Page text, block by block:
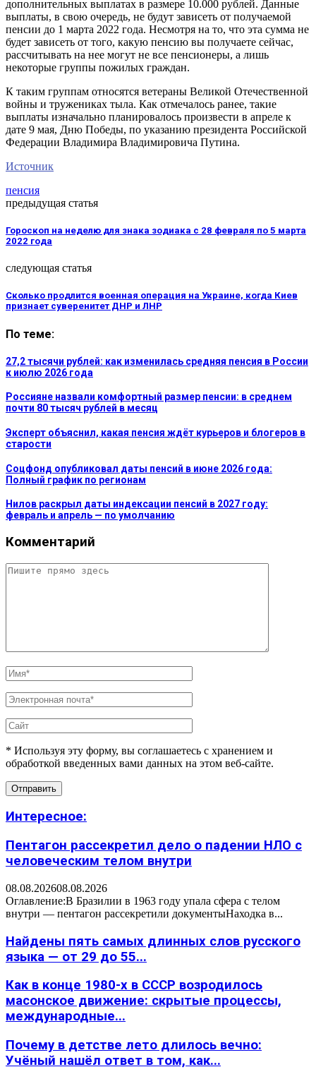
дополнительных выплатах в размере 10.000 рублей. Данные
выплаты, в свою очередь, не будут зависеть от получаемой
пенсии до 1 марта 2022 года. Несмотря на то, что эта сумма не
будет зависеть от того, какую пенсию вы получаете сейчас,
рассчитывать на нее могут не все пенсионеры, а лишь
некоторые группы пожилых граждан.
К таким группам относятся ветераны Великой Отечественной
войны и тружениках тыла. Как отмечалось ранее, такие
выплаты изначально планировалось произвести в апреле к
дате 9 мая, Дню Победы, по указанию президента Российской
Федерации Владимира Владимировича Путина.
Источник
пенсия
предыдущая статья
Гороскоп на неделю для знака зодиака с 28 февраля по 5 марта
2022 года
следующая статья
Сколько продлится военная операция на Украине, когда Киев
признает суверенитет ДНР и ЛНР
По теме:
27,2 тысячи рублей: как изменилась средняя пенсия в России
к июлю 2026 года
Россияне назвали комфортный размер пенсии: в среднем
почти 80 тысяч рублей в месяц
Эксперт объяснил, какая пенсия ждёт курьеров и блогеров в
старости
Соцфонд опубликовал даты пенсий в июне 2026 года:
Полный график по регионам
Нилов раскрыл даты индексации пенсий в 2027 году:
февраль и апрель — по умолчанию
Комментарий
* Используя эту форму, вы соглашаетесь с хранением и
обработкой введенных вами данных на этом веб-сайте.
Интересное:
Пентагон рассекретил дело о падении НЛО с
человеческим телом внутри
08.08.202608.08.2026
Оглавление:В Бразилии в 1963 году упала сфера с телом
внутри — пентагон рассекретили документыНаходка в...
Найдены пять самых длинных слов русского
языка — от 29 до 55...
Как в конце 1980-х в СССР возродилось
масонское движение: скрытые процессы,
международные...
Почему в детстве лето длилось вечно:
Учёный нашёл ответ в том, как...